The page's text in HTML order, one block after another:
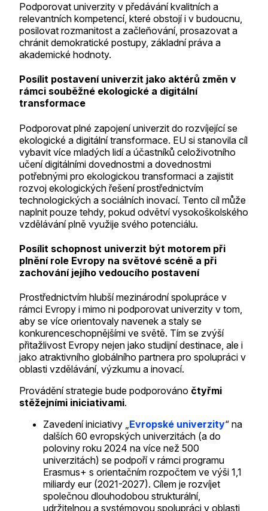
Podporovat univerzity v předávání kvalitních a
relevantních kompetencí, které obstojí i v budoucnu,
posilovat rozmanitost a začleňování, prosazovat a
chránit demokratické postupy, základní práva a
akademické hodnoty.
Posílit postavení univerzit jako aktérů změn v
rámci souběžné ekologické a digitální
transformace
Podporovat plné zapojení univerzit do rozvíjející se
ekologické a digitální transformace. EU si stanovila cíl
vybavit více mladých lidí a účastníků celoživotního
učení digitálními dovednostmi a dovednostmi
potřebnými pro ekologickou transformaci a zajistit
rozvoj ekologických řešení prostřednictvím
technologických a sociálních inovací. Tento cíl může
naplnit pouze tehdy, pokud odvětví vysokoškolského
vzdělávání plně využije svého potenciálu.
Posílit schopnost univerzit být motorem při
plnění role Evropy na světové scéně a při
zachování jejího vedoucího postavení
Prostřednictvím hlubší mezinárodní spolupráce v
rámci Evropy i mimo ni podporovat univerzity v tom,
aby se více orientovaly navenek a staly se
konkurenceschopnějšími ve světě. Tím se zvýší
přitažlivost Evropy nejen jako studijní destinace, ale i
jako atraktivního globálního partnera pro spolupráci v
oblasti vzdělávání, výzkumu a inovací.
Provádění strategie bude podporováno čtyřmi
stěžejními iniciativami.
Zavedení iniciativy „Evropské univerzity“ na
dalších 60 evropských univerzitách (a do
poloviny roku 2024 na více než 500
univerzitách) se podpoří v rámci programu
Erasmus+ s orientačním rozpočtem ve výši 1,1
miliardy eur (2021-2027). Cílem je rozvíjet
společnou dlouhodobou strukturální,
udržitelnou a systémovou spolupráci v oblasti